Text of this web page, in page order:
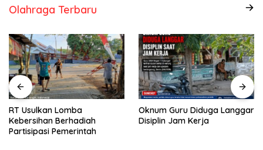
Olahraga Terbaru
Oknum Guru Diduga Langgar
Disiplin Jam Kerja
Pekerjaan Jalan Hotmix CV
RAZA SETIA Tuai Sorotan